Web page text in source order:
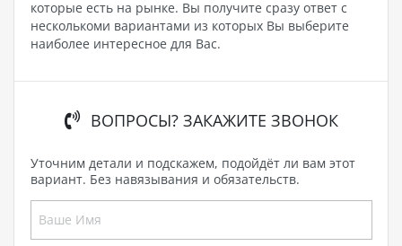
которые есть на рынке. Вы получите сразу ответ с
несколькоми вариантами из которых Вы выберите
наиболее интересное для Вас.
ВОПРОСЫ? ЗАКАЖИТЕ ЗВОНОК
Уточним детали и подскажем, подойдёт ли вам этот
вариант. Без навязывания и обязательств.